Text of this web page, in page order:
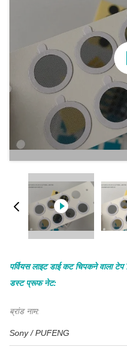
पर्वियस लाइट डाई कट चिपकने वाला
डस्ट प्रूफ नेट:
ब्रांड नाम:
Sony / PUFENG